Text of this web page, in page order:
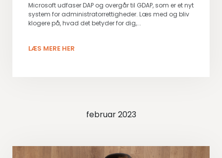
Microsoft udfaser DAP og overgår til GDAP, som er et nyt
system for administratorrettigheder. Læs med og bliv
klogere på, hvad det betyder for dig,...
LÆS MERE HER
februar 2023